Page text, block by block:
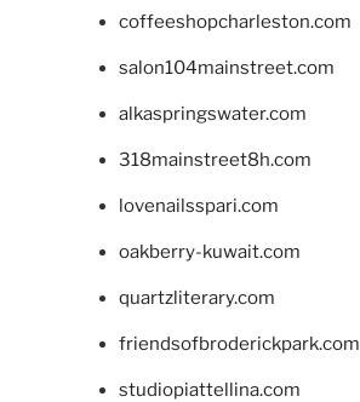
coffeeshopcharleston.com
salon104mainstreet.com
alkaspringswater.com
318mainstreet8h.com
lovenailsspari.com
oakberry-kuwait.com
quartzliterary.com
friendsofbroderickpark.com
studiopiattellina.com